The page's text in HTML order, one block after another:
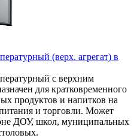
(верх. агрегат) в
с верхним
для кратковременного
продуктов и напитков на
и торговли. Может
ДОУ, школ, муниципальных